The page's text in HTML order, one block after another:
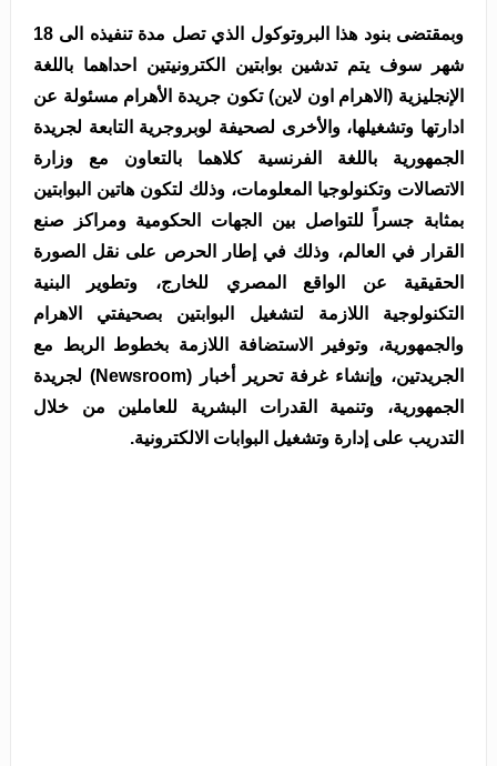
وبمقتضى بنود هذا البروتوكول الذي تصل مدة تنفيذه الى 18
شهر سوف يتم تدشين بوابتين الكترونيتين احداهما باللغة
الإنجليزية (الاهرام اون لاين) تكون جريدة الأهرام مسئولة عن
ادارتها وتشغيلها، والأخرى لصحيفة لوبروجرية التابعة لجريدة
الجمهورية باللغة الفرنسية كلاهما بالتعاون مع وزارة
الاتصالات وتكنولوجيا المعلومات، وذلك لتكون هاتين البوابتين
بمثابة جسراً للتواصل بين الجهات الحكومية ومراكز صنع
القرار في العالم، وذلك في إطار الحرص على نقل الصورة
الحقيقية عن الواقع المصري للخارج، وتطوير البنية
التكنولوجية اللازمة لتشغيل البوابتين بصحيفتي الاهرام
والجمهورية، وتوفير الاستضافة اللازمة بخطوط الربط مع
الجريدتين، وإنشاء غرفة تحرير أخبار (Newsroom) لجريدة
الجمهورية، وتنمية القدرات البشرية للعاملين من خلال
التدريب على إدارة وتشغيل البوابات الالكترونية.